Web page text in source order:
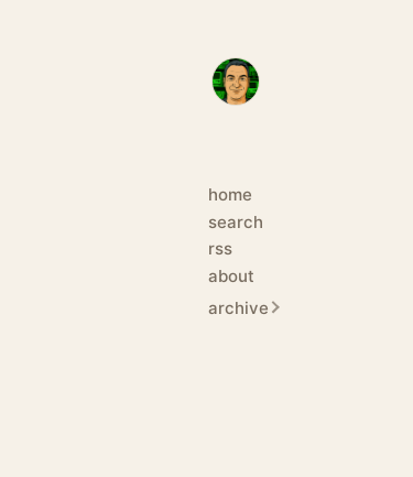
home
search
rss
about
archive